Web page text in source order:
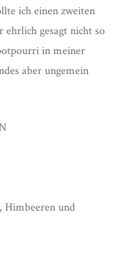
ich einen zweiten
ehrlich gesagt nicht so
in meiner
aber ungemein
Himbeeren und